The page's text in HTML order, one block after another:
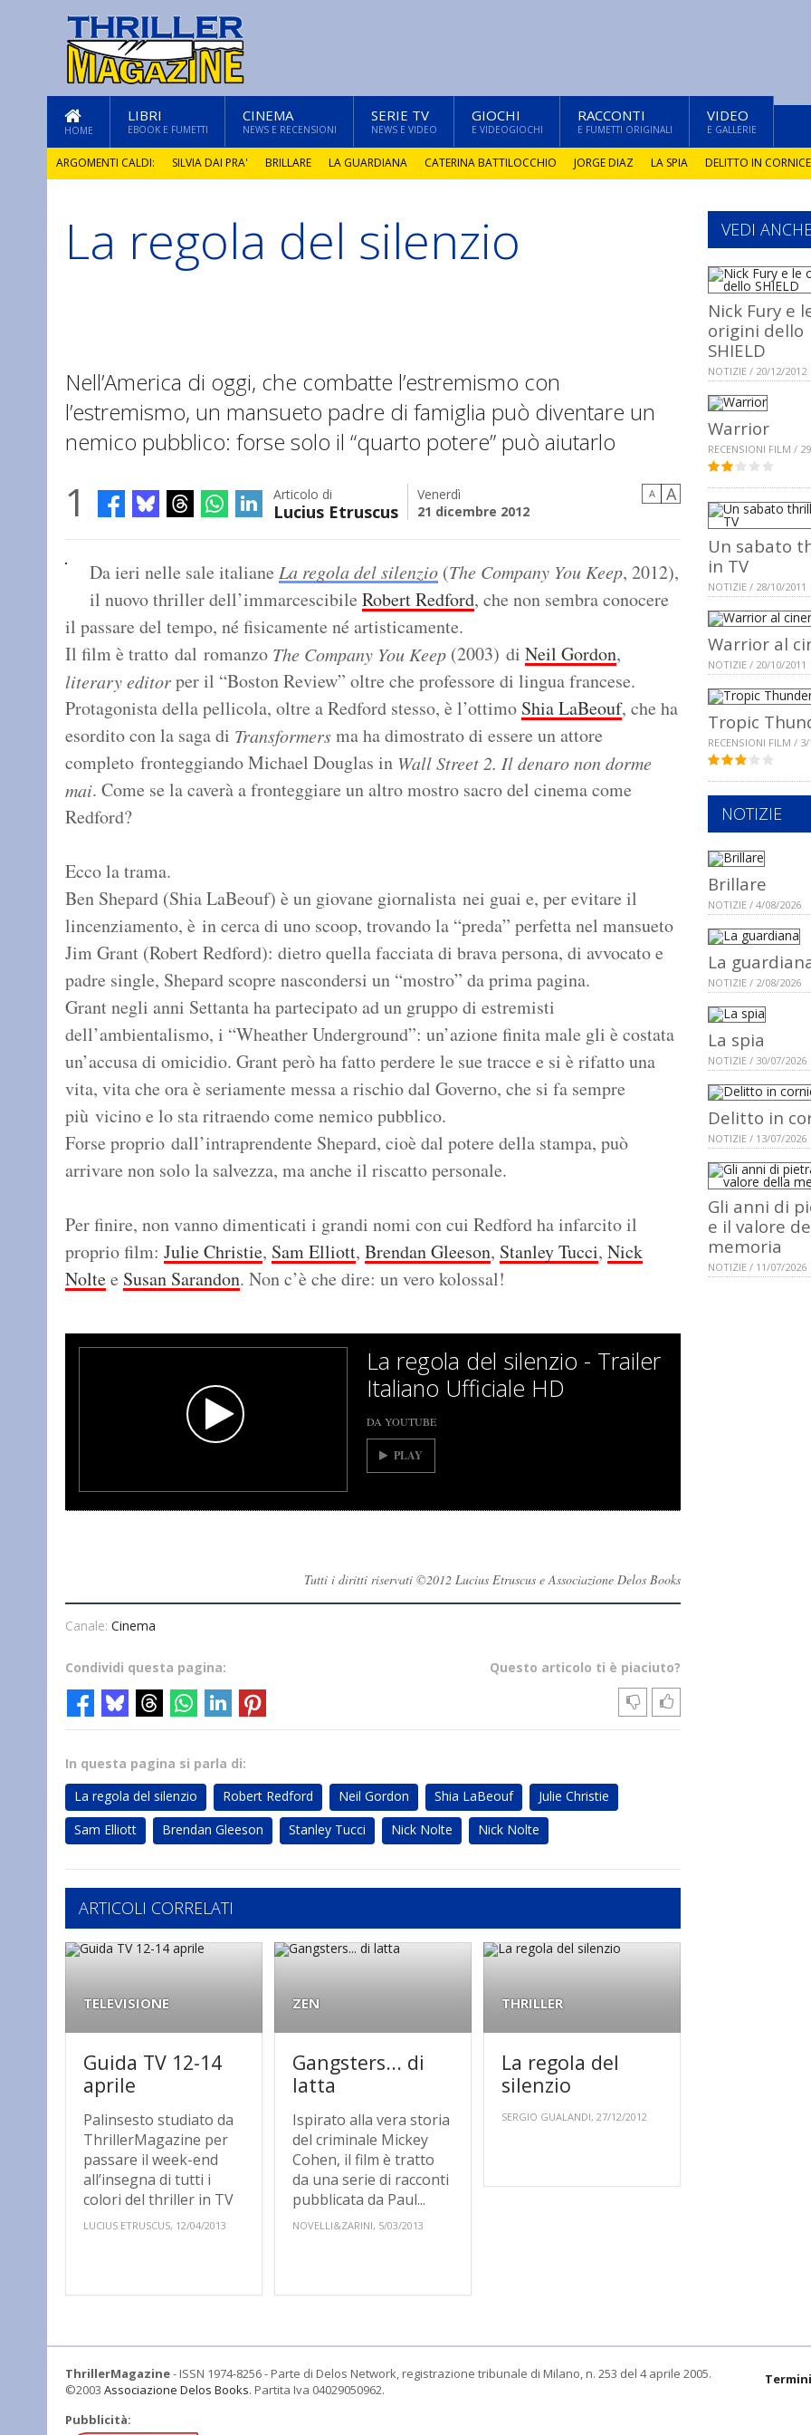
HOME
LIBRI
EBOOK E FUMETTI
CINEMA
NEWS E RECENSIONI
SERIE TV
NEWS E VIDEO
GIOCHI
E VIDEOGIOCHI
RACCONTI
E FUMETTI ORIGINALI
VIDEO
E GALLERIE
ARGOMENTI CALDI: SILVIA DAI PRA' BRILLARE LA GUARDIANA CATERINA BATTILOCCHIO JORGE DIAZ LA SPIA DELITTO IN CORNICE
La regola del silenzio
Nell’America di oggi, che combatte l’estremismo con
l’estremismo, un mansueto padre di famiglia può diventare un
nemico pubblico: forse solo il “quarto potere” può aiutarlo
1 Articolo di
Lucius Etruscus
Venerdì
21 dicembre 2012
A A
Da ieri nelle sale italiane La regola del silenzio (The Company You Keep, 2012),
il nuovo thriller dell’immarcescibile Robert Redford, che non sembra conocere
il passare del tempo, né fisicamente né artisticamente.
Il film è tratto dal romanzo The Company You Keep (2003) di Neil Gordon,
literary editorper il “Boston Review” oltre che professore di lingua francese.
Protagonista della pellicola, oltre a Redford stesso, è l’ottimo Shia LaBeouf, che ha
esordito con la saga di Transformersma ha dimostrato di essere un attore
completo fronteggiando Michael Douglas in Wall Street 2. Il denaro non dorme
mai. Come se la caverà a fronteggiare un altro mostro sacro del cinema come
Redford?
Ecco la trama.
Ben Shepard (Shia LaBeouf) è un giovane giornalista nei guai e, per evitare il
lincenziamento, è in cerca di uno scoop, trovando la “preda” perfetta nel mansueto
Jim Grant (Robert Redford): dietro quella facciata di brava persona, di avvocato e
padre single, Shepard scopre nascondersi un “mostro” da prima pagina.
Grant negli anni Settanta ha partecipato ad un gruppo di estremisti
dell’ambientalismo, i “Wheather Underground”: un’azione finita male gli è costata
un’accusa di omicidio. Grant però ha fatto perdere le sue tracce e si è rifatto una
vita, vita che ora è seriamente messa a rischio dal Governo, che si fa sempre
più vicino e lo sta ritraendo come nemico pubblico.
Forse proprio dall’intraprendente Shepard, cioè dal potere della stampa, può
arrivare non solo la salvezza, ma anche il riscatto personale.
Per finire, non vanno dimenticati i grandi nomi con cui Redford ha infarcito il
proprio film: Julie Christie, Sam Elliott, Brendan Gleeson, Stanley Tucci, Nick
Noltee Susan Sarandon. Non c’è che dire: un vero kolossal!
La regola del silenzio - Trailer
Italiano Ufficiale HD
DA YOUTUBE
PLAY
Tutti i diritti riservati ©2012 Lucius Etruscus e Associazione Delos Books
Canale: Cinema
Questo articolo ti è piaciuto?
Condividi questa pagina:
In questa pagina si parla di:
La regola del silenzio
Robert Redford Neil Gordon Shia LaBeouf
Julie Christie
Sam Elliott
Brendan Gleeson Stanley Tucci Nick Nolte Nick Nolte
ARTICOLI CORRELATI
TELEVISIONE
Guida TV 12-14
aprile
Palinsesto studiato da
ThrillerMagazine per
passare il week-end
all’insegna di tutti i
colori del thriller in TV
LUCIUS ETRUSCUS, 12/04/2013
ZEN
Gangsters... di
latta
Ispirato alla vera storia
del criminale Mickey
Cohen, il film è tratto
da una serie di racconti
pubblicata da Paul...
NOVELLI&ZARINI, 5/03/2013
THRILLER
La regola del
silenzio
SERGIO GUALANDI, 27/12/2012
VEDI
Nick Fury e
origini dello
SHIELD
NOTIZIE / 20/12/2012
Warrior
RECENSIONI FILM /
Un sabato
in TV
NOTIZIE / 28/10/2011
Warrior al
NOTIZIE / 20/10/2011
Tropic
RECENSIONI FILM /
NOTIZIE
Brillare
NOTIZIE / 4/08/2026
La
NOTIZIE / 2/08/2026
La spia
NOTIZIE / 30/07/2026
Delitto in
NOTIZIE / 13/07/2026
Gli anni di
e il valore
memoria
NOTIZIE / 11/07/2026
ThrillerMagazine- ISSN 1974-8256 - Parte di Delos Network, registrazione tribunale di Milano, n. 253 del 4 aprile 2005.
©2003 Associazione Delos Books. Partita Iva 04029050962.
Pubblicità: